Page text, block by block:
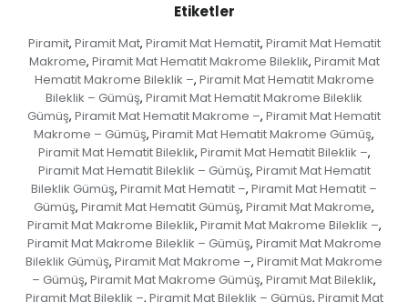
Etiketler
Piramit, Piramit Mat, Piramit Mat Hematit, Piramit Mat Hematit
Makrome, Piramit Mat Hematit Makrome Bileklik, Piramit Mat
Hematit Makrome Bileklik –, Piramit Mat Hematit Makrome
Bileklik – Gümüş, Piramit Mat Hematit Makrome Bileklik
Gümüş, Piramit Mat Hematit Makrome –, Piramit Mat Hematit
Makrome – Gümüş, Piramit Mat Hematit Makrome Gümüş,
Piramit Mat Hematit Bileklik, Piramit Mat Hematit Bileklik –,
Piramit Mat Hematit Bileklik – Gümüş, Piramit Mat Hematit
Bileklik Gümüş, Piramit Mat Hematit –, Piramit Mat Hematit –
Gümüş, Piramit Mat Hematit Gümüş, Piramit Mat Makrome,
Piramit Mat Makrome Bileklik, Piramit Mat Makrome Bileklik –,
Piramit Mat Makrome Bileklik – Gümüş, Piramit Mat Makrome
Bileklik Gümüş, Piramit Mat Makrome –, Piramit Mat Makrome
– Gümüş, Piramit Mat Makrome Gümüş, Piramit Mat Bileklik,
Piramit Mat Bileklik –, Piramit Mat Bileklik – Gümüş, Piramit Mat